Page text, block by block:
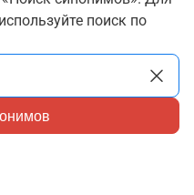
поиск по